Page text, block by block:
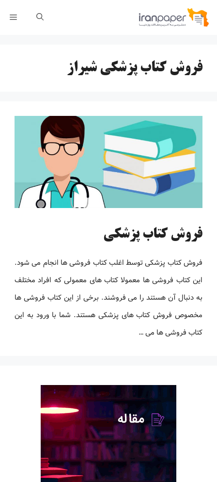
پرش
فروش کتاب پزشکی شیراز
فروش کتاب پزشکی
فروش کتاب پزشکی توسط اغلب کتاب فروشی ها انجام می شود.
این کتاب فروشی ها معمولا کتاب های معمولی که افراد مختلف
به دنبال آن هستند را می فروشند. برخی از این کتاب فروشی ها
مخصوص فروش کتاب های پزشکی هستند. شما با ورود به این
کتاب فروشی ها می …